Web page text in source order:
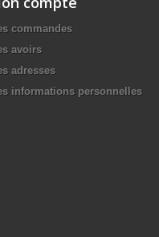
commandes
avoirs
adresses
informations personnelles